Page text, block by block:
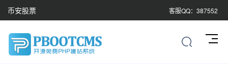
币安股票 客服QQ：387552